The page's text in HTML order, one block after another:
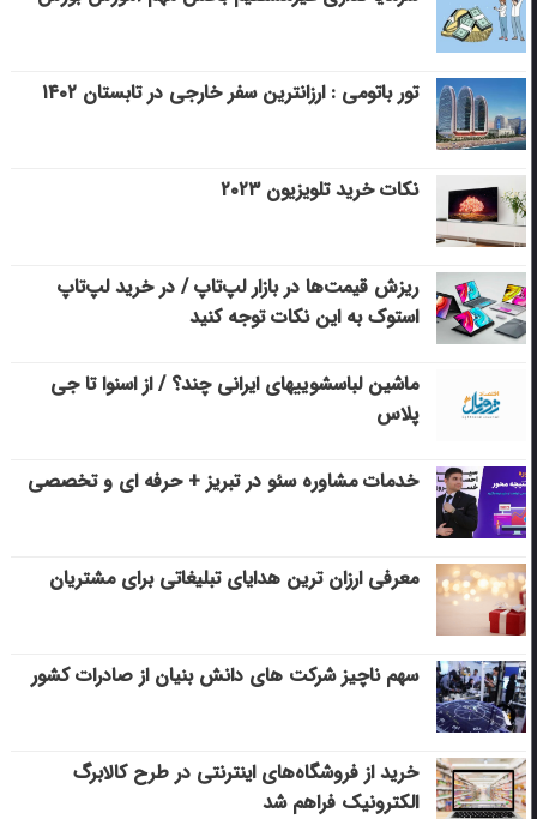
تور باتومی : ارزانترین سفر خارجی در تابستان ۱۴۰۲
نکات خرید تلویزیون ۲۰۲۳
ریزش قیمت‌ها در بازار لپ‌تاپ / در خرید لپ‌تاپ
استوک به این نکات توجه کنید
ماشین لباسشویی‎های ایرانی چند؟ / از اسنوا تا جی
پلاس
خدمات مشاوره سئو در تبریز + حرفه ای و تخصصی
معرفی ارزان ترین هدایای تبلیغاتی برای مشتریان
سهم ناچیز شرکت های دانش بنیان از صادرات کشور
خرید از فروشگاه‌های اینترنتی در طرح کالابرگ
الکترونیک فراهم شد